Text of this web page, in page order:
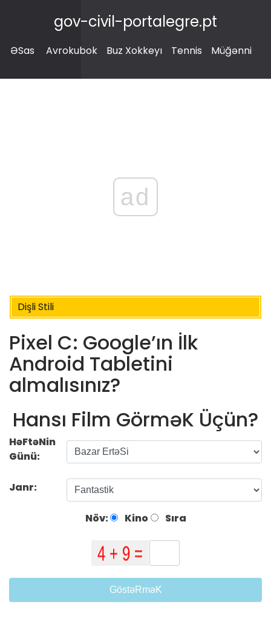
gov-civil-portalegre.pt
ƏSas Avrokubok Buz Xokkeyı Tennis Müğənni
ad
Dişli Stili
Pixel C: Google’ın İlk
Android Tabletini
almalısınız?
Hansı Film GörməK Üçün?
HəFtəNin
Günü:
Janr:
Növ: Kino Sıra
GöstəRməK